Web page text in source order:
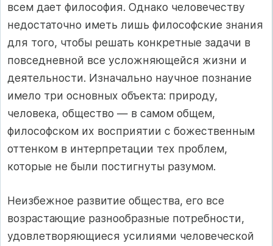
всем дает философия. Однако человечеству
недостаточно иметь лишь философские знания
для того, чтобы решать конкретные задачи в
повседневной все усложняющейся жизни и
деятельности. Изначально научное познание
имело три основных объекта: природу,
человека, общество — в самом общем,
философском их восприятии с божественным
оттенком в интерпретации тех проблем,
которые не были постигнуты разумом.
Неизбежное развитие общества, его все
возрастающие разнообразные потребности,
удовлетворяющиеся усилиями человеческой